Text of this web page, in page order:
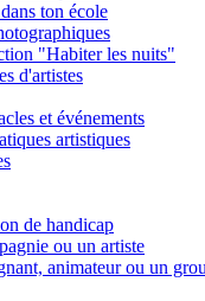
ton école
"Habiter les nuits"
d'artistes
et événements
artistiques
de handicap
ou un artiste
animateur ou un